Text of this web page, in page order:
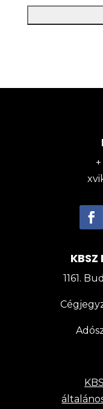
KBSZ
1161.